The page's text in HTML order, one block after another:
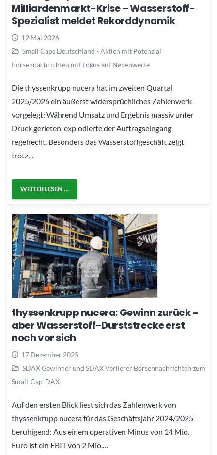
Milliardenmarkt-Krise – Wasserstoff-
Spezialist meldet Rekorddynamik
12 Mai 2026
Small Caps Deutschland - Aktien mit Potenzial
Börsennachrichten mit Fokus auf Nebenwerte
Die thyssenkrupp nucera hat im zweiten Quartal
2025/2026 ein äußerst widersprüchliches Zahlenwerk
vorgelegt: Während Umsatz und Ergebnis massiv unter
Druck gerieten, explodierte der Auftragseingang
regelrecht. Besonders das Wasserstoffgeschäft zeigt
trotz…
WEITERLESEN …
thyssenkrupp nucera: Gewinn zurück –
aber Wasserstoff-Durststrecke erst
noch vor sich
17 Dezember 2025
SDAX Gewinner und SDAX Verlierer Börsennachrichten zum
Small-Cap-DAX
Auf den ersten Blick liest sich das Zahlenwerk von
thyssenkrupp nucera für das Geschäftsjahr 2024/2025
beruhigend: Aus einem operativen Minus von 14 Mio.
Euro ist ein EBIT von 2 Mio.…